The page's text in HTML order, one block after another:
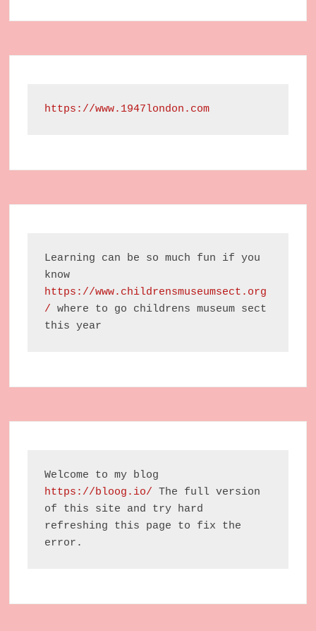
https://www.1947london.com
Learning can be so much fun if you
https://www.childrensmuseumsect.org
/ where to go childrens museum sect
this year
https://bloog.io/ The full version
of this site and try hard
refreshing this page to fix the
error.